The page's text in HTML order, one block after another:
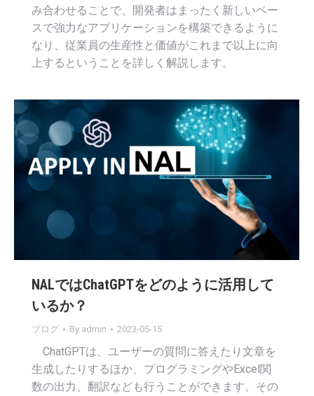
み合わせることで、開発者はまったく新しいペー
スで強力なアプリケーションを構築できるように
なり、従業員の生産性と価値がこれまで以上に向
上するということを詳しく解説します。
NALではChatGPTをどのように活用して
いるか？
ブログ By admin 2023-05-15
ChatGPTは、ユーザーの質問に答えたり文章を
生成したりするほか、プログラミングやExcel関
数の出力、翻訳なども行うことができます。その